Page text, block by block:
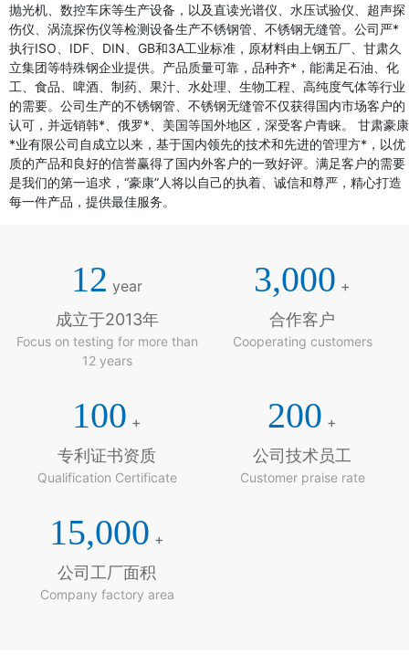
抛光机、数控车床等生产设备，以及直读光谱仪、水压试验仪、超声探
伤仪、涡流探伤仪等检测设备生产不锈钢管、不锈钢无缝管。公司严*
执行ISO、IDF、DIN、GB和3A工业标准，原材料由上钢五厂、甘肃久
立集团等特殊钢企业提供。产品质量可靠，品种齐*，能满足石油、化
工、食品、啤酒、制药、果汁、水处理、生物工程、高纯度气体等行业
的需要。公司生产的不锈钢管、不锈钢无缝管不仅获得国内市场客户的
认可，并远销韩*、俄罗*、美国等国外地区，深受客户青睐。 甘肃豪康
*业有限公司自成立以来，基于国内领先的技术和先进的管理方*，以优
质的产品和良好的信誉赢得了国内外客户的一致好评。满足客户的需要
是我们的第一追求，“豪康”人将以自己的执着、诚信和尊严，精心打造
每一件产品，提供最佳服务。
12 year
成立于2013年
Focus on testing for more than
12 years
3,000 +
合作客户
Cooperating customers
100 +
专利证书资质
Qualification Certificate
200 +
公司技术员工
Customer praise rate
15,000 +
公司工厂面积
Company factory area